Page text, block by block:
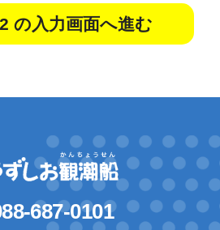
の入力画面へ進む
687-0101